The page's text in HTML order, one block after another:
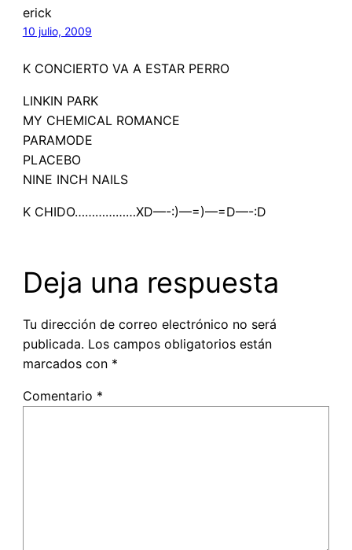
erick
10 julio, 2009
K CONCIERTO VA A ESTAR PERRO
LINKIN PARK
MY CHEMICAL ROMANCE
PARAMODE
PLACEBO
NINE INCH NAILS
K CHIDO………………XD—-:)—=)—=D—-:D
Deja una respuesta
Tu dirección de correo electrónico no será
publicada. Los campos obligatorios están
marcados con *
Comentario *